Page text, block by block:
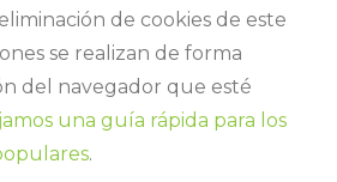
de cookies de este
se realizan de forma
del navegador que esté
una guía rápida para los
.